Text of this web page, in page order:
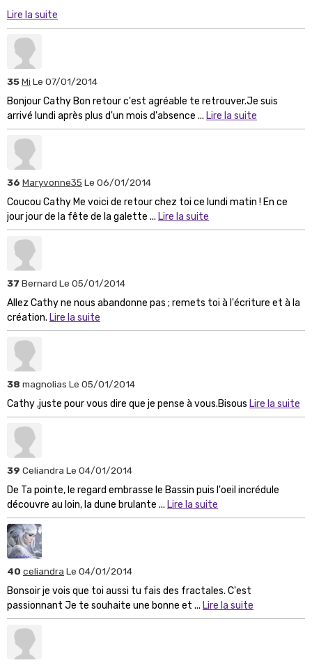
Lire la suite
35Mi Le 07/01/2014
Bonjour Cathy Bon retour c'est agréable te retrouver.Je suis
arrivé lundi après plus d'un mois d'absence ... Lire la suite
36 Maryvonne35 Le 06/01/2014
Coucou Cathy Me voici de retour chez toi ce lundi matin ! En ce
jour jour de la fête de la galette ... Lire la suite
37 Bernard Le 05/01/2014
Allez Cathy ne nous abandonne pas ; remets toi à l'écriture et à la
création. Lire la suite
38 magnolias Le 05/01/2014
Cathy ,juste pour vous dire que je pense à vous.Bisous Lire la suite
39 Celiandra Le 04/01/2014
De Ta pointe, le regard embrasse le Bassin puis l'oeil incrédule
découvre au loin, la dune brulante ... Lire la suite
40 celiandra Le 04/01/2014
Bonsoir je vois que toi aussi tu fais des fractales. C'est
passionnant Je te souhaite une bonne et ... Lire la suite